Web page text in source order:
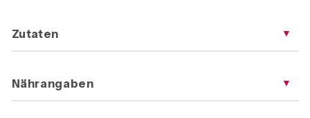
Zutaten ▼
Nährangaben ▼